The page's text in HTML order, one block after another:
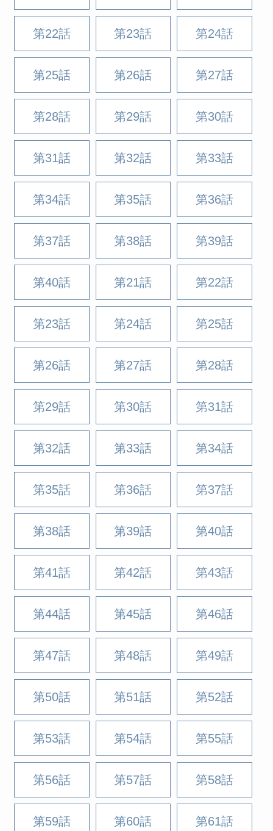
第22話 第23話 第24話
第25話 第26話 第27話
第28話 第29話 第30話
第31話 第32話 第33話
第34話 第35話 第36話
第37話 第38話 第39話
第40話 第21話 第22話
第23話 第24話 第25話
第26話 第27話 第28話
第29話 第30話 第31話
第32話 第33話 第34話
第35話 第36話 第37話
第38話 第39話 第40話
第41話 第42話 第43話
第44話 第45話 第46話
第47話 第48話 第49話
第50話 第51話 第52話
第53話 第54話 第55話
第56話 第57話 第58話
第59話 第60話 第61話